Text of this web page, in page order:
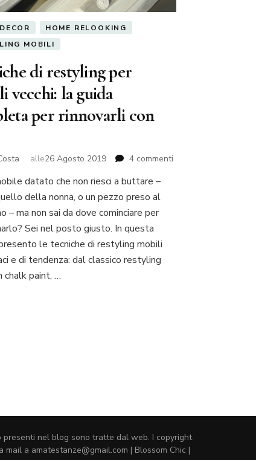
HOME RELOOKING
MOBILI
di restyling per
vecchi: la guida
per rinnovarli con
alle26 Agosto 2019 4 commentisu
datato che non riesci a buttare –
della nonna, o un pezzo preso al
– ma non sai da dove cominciare per
Sei nel posto giusto. In questa
le tecniche di restyling mobili
e di tendenza: dal classico restyling
chalk paint, …
presenti nel blog sono tratte dal web. I copyright
a amatestanze@gmail.com | Blossom Chic |